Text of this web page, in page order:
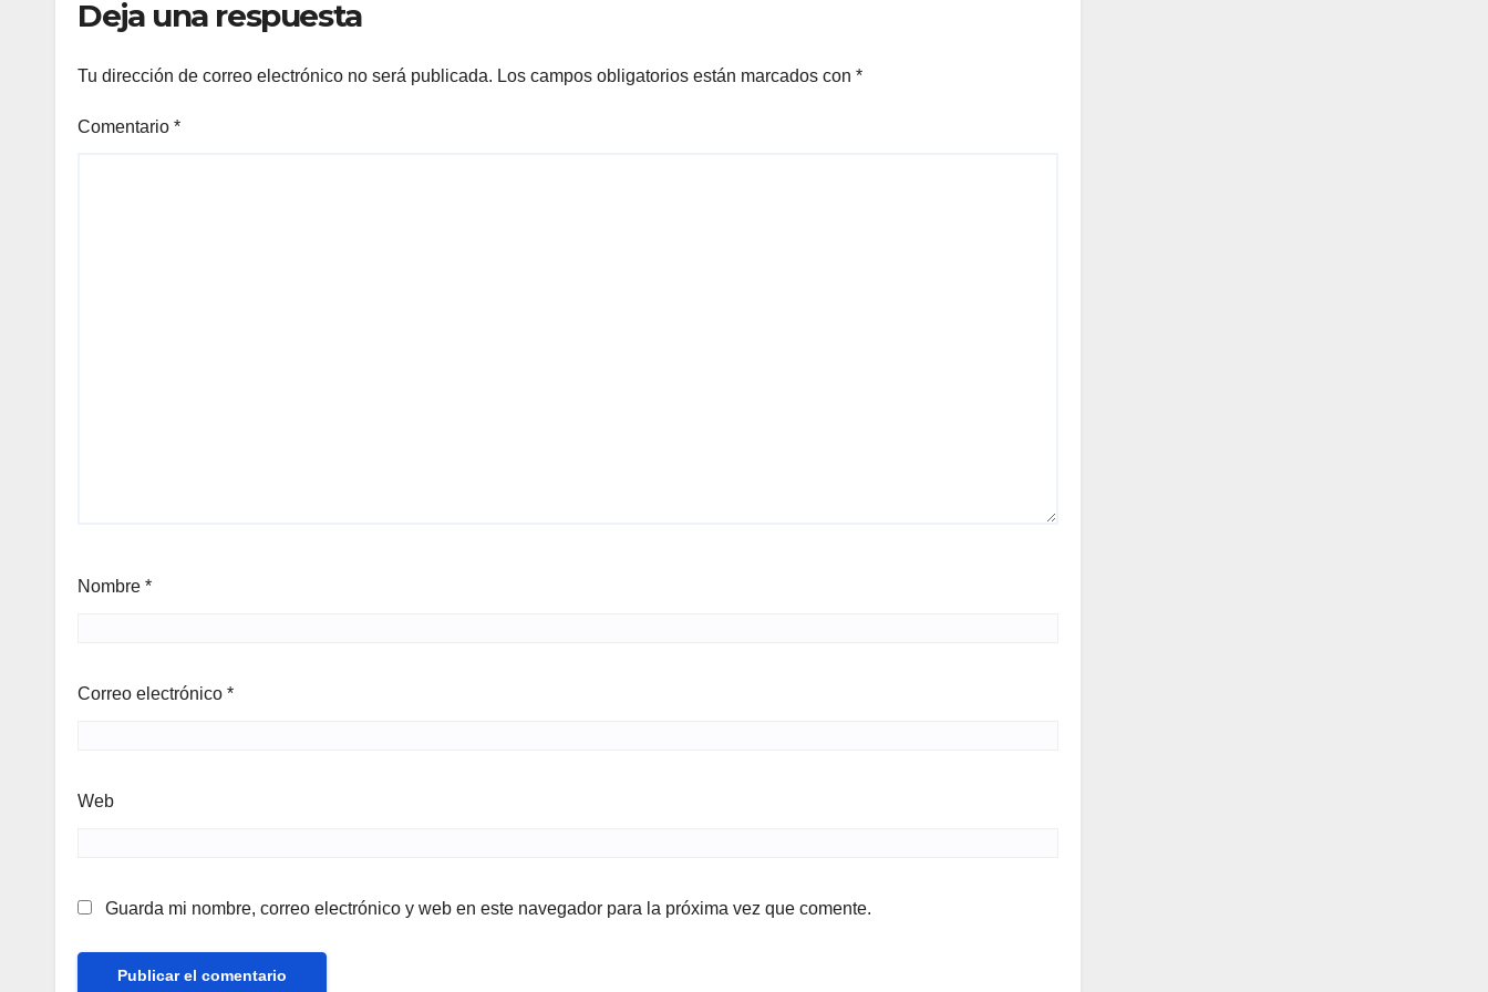
Deja una respuesta
Tu dirección de correo electrónico no será publicada. Los campos obligatorios están marcados con *
Comentario *
Nombre *
Correo electrónico *
Web
Guarda mi nombre, correo electrónico y web en este navegador para la próxima vez que comente.